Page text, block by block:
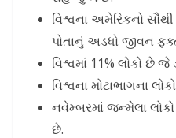
વિશ્વના અમેરિકનો
પોતાનું અડધો જીવન
વિશ્વમાં 11% લોકો છે
વિશ્વના મોટાભાગના
નવેમ્બરમાં જન્મેલા
છે.